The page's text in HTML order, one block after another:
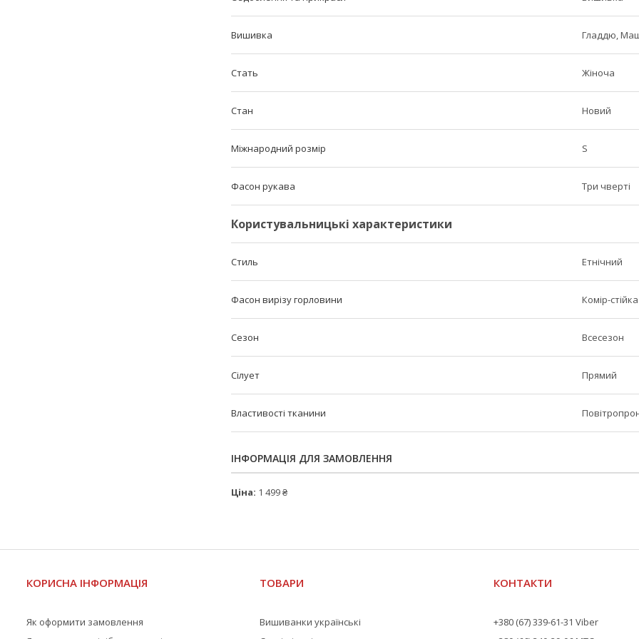
Вишивка Гладдю,
Стать Жіноча
Стан Новий
Міжнародний розмір S
Фасон рукава Три чверті
Користувальницькі характеристики
Стиль Етнічний
Фасон вирізу горловини Комір-стійка
Сезон Всесезон
Сілует Прямий
Властивості тканини
ІНФОРМАЦІЯ ДЛЯ ЗАМОВЛЕННЯ
Ціна: 1 499 ₴
КОРИСНА ІНФОРМАЦІЯ
Як оформити замовлення
ТОВАРИ
Вишиванки українські
КОНТАКТИ
+380 (67) 339-61-31 Viber